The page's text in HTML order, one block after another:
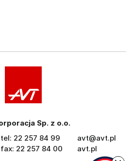
Sp. z o.o.
tel: 22 257 84 99
fax: 22 257 84 00
avt@avt.pl
avt.pl